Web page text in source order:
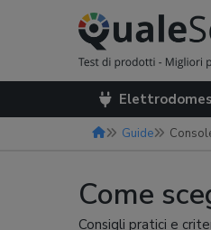
Guide
Come
Consigli pratici e